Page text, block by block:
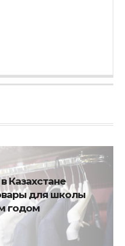
Казахстане
для школы
годом